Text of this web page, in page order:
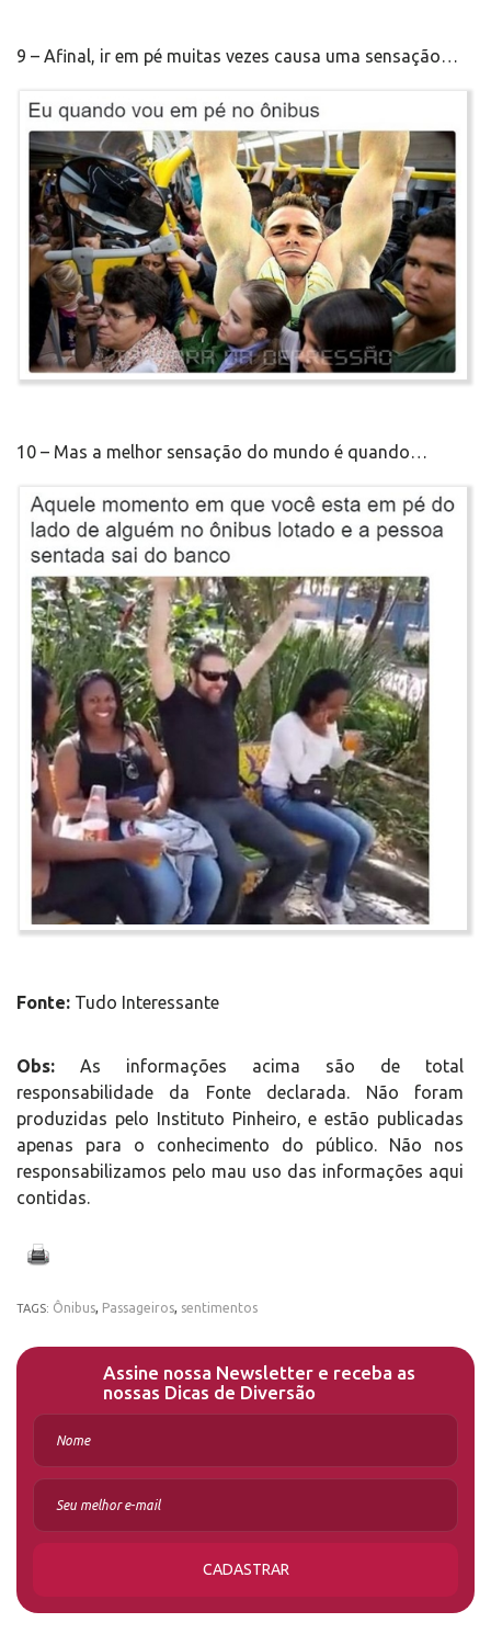
9 – Afinal, ir em pé muitas vezes causa uma sensação…
10 – Mas a melhor sensação do mundo é quando…
Fonte: Tudo Interessante
Obs: As informações acima são de total
responsabilidade da Fonte declarada. Não foram
produzidas pelo Instituto Pinheiro, e estão publicadas
apenas para o conhecimento do público. Não nos
responsabilizamos pelo mau uso das informações aqui
contidas.
TAGS: Ônibus, Passageiros, sentimentos
Assine nossa Newsletter e receba as
nossas Dicas de Diversão
CADASTRAR